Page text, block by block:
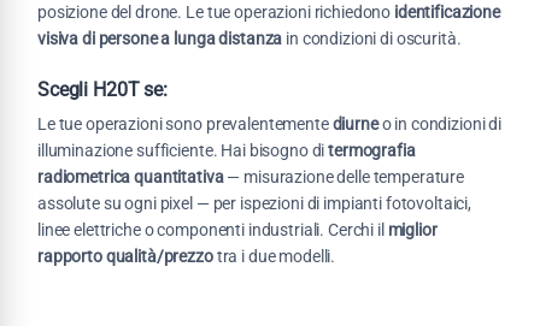
posizione del drone. Le tue operazioni richiedono identificazione
visiva di persone a lunga distanza in condizioni di oscurità.
Scegli H20T se:
Le tue operazioni sono prevalentementediurneo in condizioni di
illuminazione sufficiente. Hai bisogno ditermografia
radiometrica quantitativa— misurazione delle temperature
assolute su ogni pixel — per ispezioni di impianti fotovoltaici,
linee elettriche o componenti industriali. Cerchi il miglior
rapporto qualità/prezzotra i due modelli.